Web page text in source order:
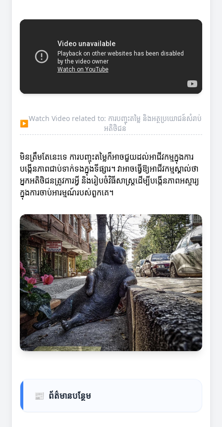
▶
Watch Video related to: ការបញ្ចុះតម្លៃ និងអត្ថប្រយោជន៍សំរាប់
អតិថិជន
មិនត្រឹមតែនេះទេ ការបញ្ចុះតម្លៃក៏អាចជួយដល់អាជីវកម្មក្នុងការ
បង្កើនភាពជាប់ទាក់ទងក្នុងទីផ្សារ។ វាអាចធ្វើឱ្យអាជីវកម្មស្គាល់ថា
អ្នកអតិថិជនត្រូវការអ្វី និងរៀបចំវិធីសាស្ត្រដើម្បីបង្កើនភាពអស្ចារ្យ
ក្នុងការចាប់អារម្មណ៍របស់ពួកគេ។
📰 ព័ត៌មានបន្ថែម